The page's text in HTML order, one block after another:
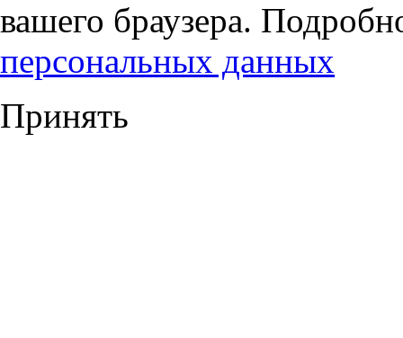
вашего браузера.
персональных данных
Принять